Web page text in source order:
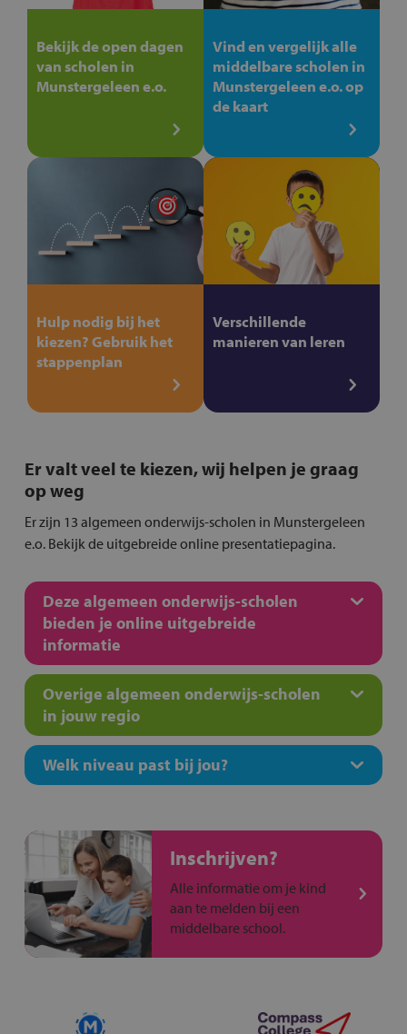
Bekijk de open dagen
van scholen in
Munstergeleen e.o.
Vind en vergelijk alle
middelbare scholen in
Munstergeleen e.o. op
de kaart
Hulp nodig bij het
kiezen? Gebruik het
stappenplan
Verschillende
manieren van leren
Er valt veel te kiezen, wij helpen je graag
op weg
Er zijn 13 algemeen onderwijs-scholen in Munstergeleen
e.o. Bekijk de uitgebreide online presentatiepagina.
Deze algemeen onderwijs-scholen
bieden je online uitgebreide
informatie
Overige algemeen onderwijs-scholen
in jouw regio
Welk niveau past bij jou?
Inschrijven?
Alle informatie om je kind
aan te melden bij een
middelbare school.